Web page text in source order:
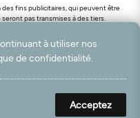
fins publicitaires, qui peuvent être
pas transmises à des tiers.
à utiliser nos
de confidentialité.
Acceptez